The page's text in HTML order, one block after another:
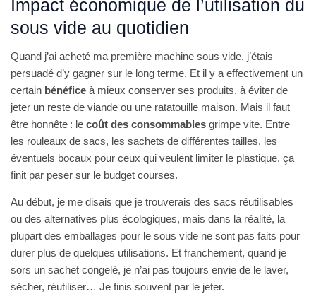
Impact économique de l’utilisation du
sous vide au quotidien
Quand j’ai acheté ma première machine sous vide, j’étais
persuadé d’y gagner sur le long terme. Et il y a effectivement un
certain bénéfice à mieux conserver ses produits, à éviter de
jeter un reste de viande ou une ratatouille maison. Mais il faut
être honnête : le coût des consommables grimpe vite. Entre
les rouleaux de sacs, les sachets de différentes tailles, les
éventuels bocaux pour ceux qui veulent limiter le plastique, ça
finit par peser sur le budget courses.
Au début, je me disais que je trouverais des sacs réutilisables
ou des alternatives plus écologiques, mais dans la réalité, la
plupart des emballages pour le sous vide ne sont pas faits pour
durer plus de quelques utilisations. Et franchement, quand je
sors un sachet congelé, je n’ai pas toujours envie de le laver,
sécher, réutiliser… Je finis souvent par le jeter.